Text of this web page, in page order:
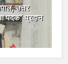
उत्तर
पदक" प्रदान